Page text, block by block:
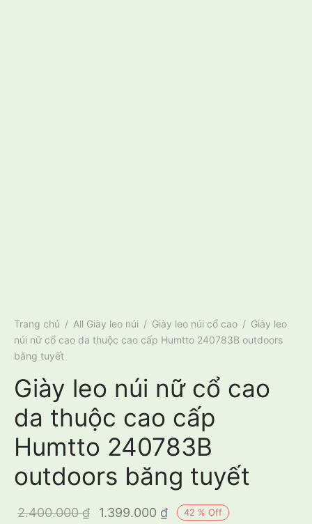
Trang chủ / All Giày leo núi / Giày leo núi cổ cao / Giày leo
núi nữ cổ cao da thuộc cao cấp Humtto 240783B outdoors
băng tuyết
Giày leo núi nữ cổ cao
da thuộc cao cấp
Humtto 240783B
outdoors băng tuyết
42 % Off
2.400.000₫
Giá gốc là:
1.399.000 ₫ Giá hiện tại